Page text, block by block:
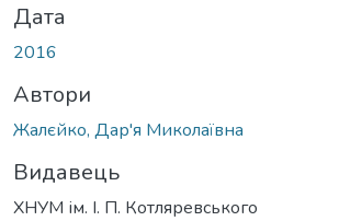
Дата
2016
Автори
Жалєйко, Дар'я Миколаївна
Видавець
ХНУМ ім. І. П. Котляревського